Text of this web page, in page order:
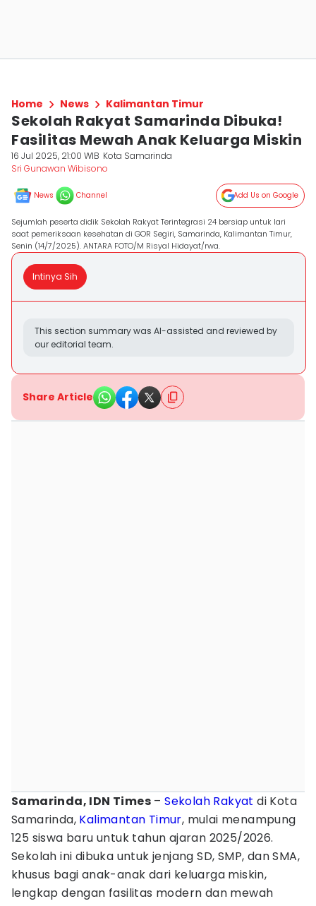
Home News Kalimantan Timur
Sekolah Rakyat Samarinda Dibuka!
Fasilitas Mewah Anak Keluarga Miskin
16 Jul 2025, 21:00 WIB Kota Samarinda
Sri Gunawan Wibisono
News Channel Add Us on Google
Sejumlah peserta didik Sekolah Rakyat Terintegrasi 24 bersiap untuk lari
saat pemeriksaan kesehatan di GOR Segiri, Samarinda, Kalimantan Timur,
Senin (14/7/2025). ANTARA FOTO/M Risyal Hidayat/rwa.
Intinya Sih
This section summary was AI-assisted and reviewed by
our editorial team.
Share Article
Samarinda, IDN Times –Sekolah Rakyat di Kota
Samarinda, Kalimantan Timur, mulai menampung
125 siswa baru untuk tahun ajaran 2025/2026.
Sekolah ini dibuka untuk jenjang SD, SMP, dan SMA,
khusus bagi anak-anak dari keluarga miskin,
lengkap dengan fasilitas modern dan mewah